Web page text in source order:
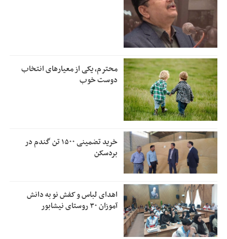
محترم، یکی از معیارهای انتخاب
دوست خوب
خرید تضمینی ۱۵۰۰ تن گندم در
بردسکن
اهدای لباس و کفش نو به دانش
آموزان ۳۰ روستای نیشابور